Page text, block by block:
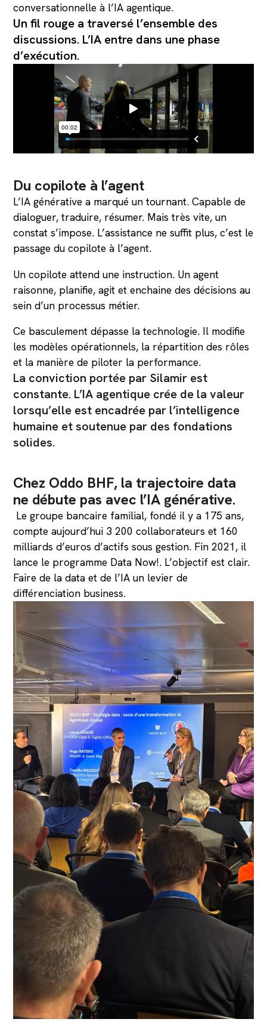
conversationnelle à l’IA agentique.
Un fil rouge a traversé l’ensemble des
discussions. L’IA entre dans une phase
d’exécution.
Du copilote à l’agent
L’IA générative a marqué un tournant. Capable de
dialoguer, traduire, résumer. Mais très vite, un
constat s’impose. L’assistance ne suffit plus, c’est le
passage du copilote à l’agent.
Un copilote attend une instruction. Un agent
raisonne, planifie, agit et enchaine des décisions au
sein d’un processus métier.
Ce basculement dépasse la technologie. Il modifie
les modèles opérationnels, la répartition des rôles
et la manière de piloter la performance.
La conviction portée par Silamir est
constante. L’IA agentique crée de la valeur
lorsqu’elle est encadrée par l’intelligence
humaine et soutenue par des fondations
solides.
Chez Oddo BHF, la trajectoire data
ne débute pas avec l’IA générative.
Le groupe bancaire familial, fondé il y a 175 ans,
compte aujourd’hui 3 200 collaborateurs et 160
milliards d’euros d’actifs sous gestion. Fin 2021, il
lance le programme Data Now!. L’objectif est clair.
Faire de la data et de l’IA un levier de
différenciation business.